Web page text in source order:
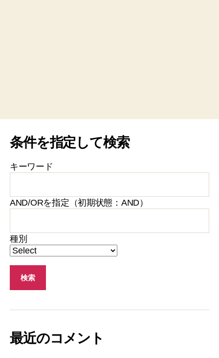
条件を指定して検索
キーワード
AND/ORを指定（初期状態：AND）
種別
最近のコメント